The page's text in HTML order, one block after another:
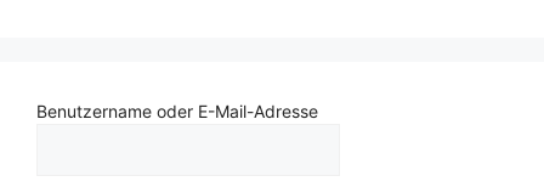
Benutzername oder E-Mail-Adresse